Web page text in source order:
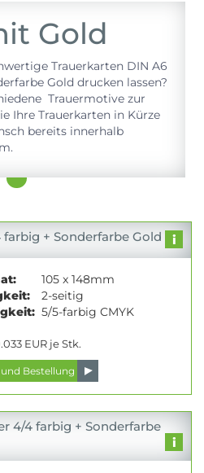
Gold
Trauerkarten DIN A6
Gold drucken lassen?
Trauermotive zur
Ihre Trauerkarten in Kürze
bereits innerhalb
+ Sonderfarbe Gold
105 x 148mm
2-seitig
5/5-farbig CMYK
EUR je Stk.
4/4 farbig + Sonderfarbe